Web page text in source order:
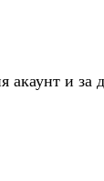
акаунт и